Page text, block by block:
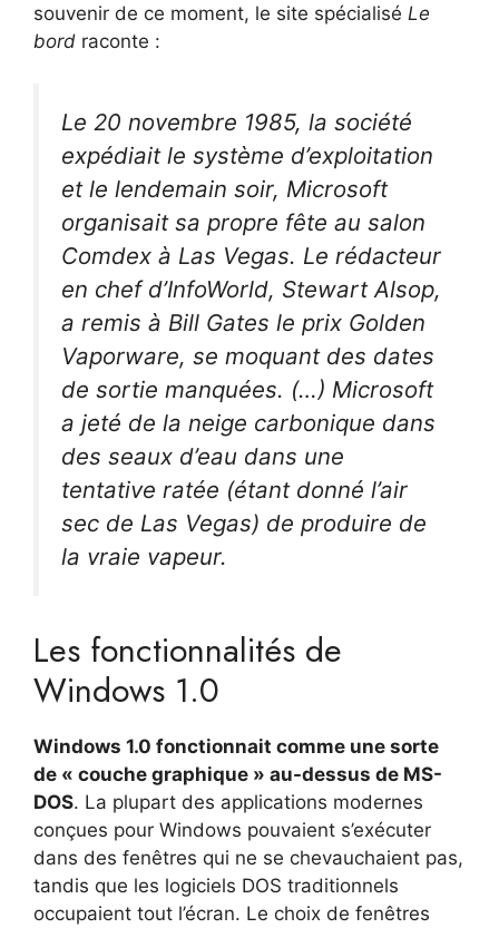
souvenir de ce moment, le site spécialisé Le
bord raconte :
Le 20 novembre 1985, la société
expédiait le système d’exploitation
et le lendemain soir, Microsoft
organisait sa propre fête au salon
Comdex à Las Vegas. Le rédacteur
en chef d’InfoWorld, Stewart Alsop,
a remis à Bill Gates le prix Golden
Vaporware, se moquant des dates
de sortie manquées. (…) Microsoft
a jeté de la neige carbonique dans
des seaux d’eau dans une
tentative ratée (étant donné l’air
sec de Las Vegas) de produire de
la vraie vapeur.
Les fonctionnalités de
Windows 1.0
Windows 1.0 fonctionnait comme une sorte
de « couche graphique » au-dessus de MS-
DOS. La plupart des applications modernes
conçues pour Windows pouvaient s’exécuter
dans des fenêtres qui ne se chevauchaient pas,
tandis que les logiciels DOS traditionnels
occupaient tout l’écran. Le choix de fenêtres